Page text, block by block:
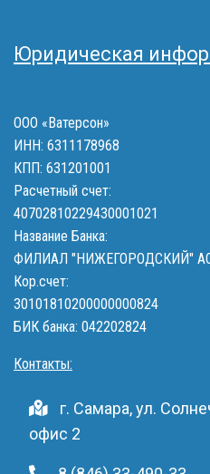
Юридическая
ООО «Ватерсон»
ИНН: 6311178968
КПП: 631201001
Расчетный счет:
40702810229430001021
Название Банка:
ФИЛИАЛ "НИЖЕГОРОДСКИЙ"
Кор.счет:
30101810200000000824
БИК банка: 042202824
Контакты:
г. Самара, ул.
офис 2